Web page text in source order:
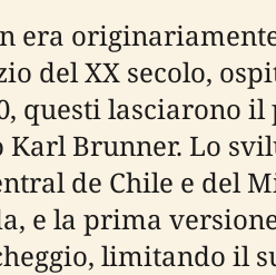
era
del XX secolo,
questi lasciarono
Brunner. Lo
de Chile e del
e la prima
limitando il